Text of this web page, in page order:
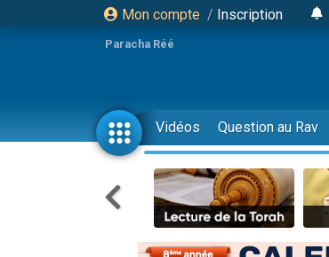
Mon compte / Inscription
Paracha Réé
Vidéos Question au Rav